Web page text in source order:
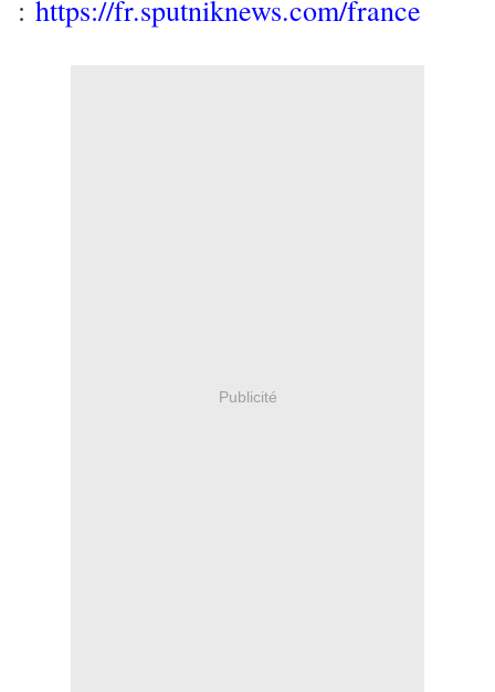
: https://fr.sputniknews.com/france
Publicité